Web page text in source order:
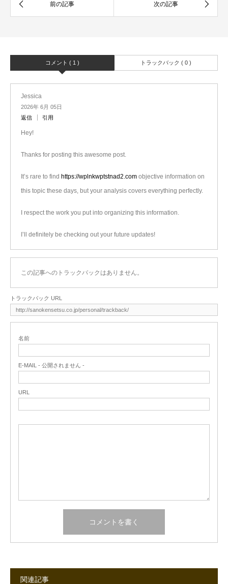
コメント ( 1 ) トラックバック ( 0 )
Jessica
2026年 6月 05日
返信
引用
Hey!
Thanks for posting this awesome post.
It’s rare to find https://wplnkwptstnad2.com objective information on
this topic these days, but your analysis covers everything perfectly.
I respect the work you put into organizing this information.
I’ll definitely be checking out your future updates!
この記事へのトラックバックはありません。
トラックバック URL
名前
E-MAIL - 公開されません -
URL
関連記事